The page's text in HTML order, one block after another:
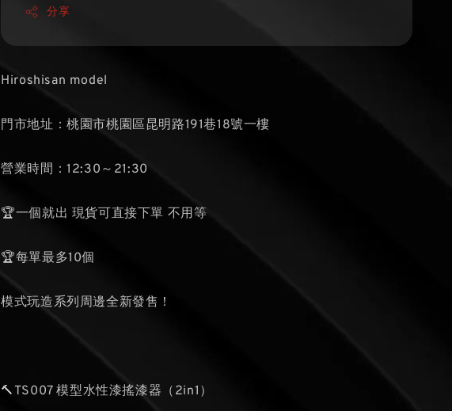
分享
Hiroshisan model
門市地址：桃園市桃園區昆明路191巷18號一樓
營業時間：12:30～21:30
🏆一個就出 現貨可直接下單 不用等
🏆每單最多10個
模式玩造系列周邊全新發售！
🔨TS007 模型水性漆搖漆器（2in1）